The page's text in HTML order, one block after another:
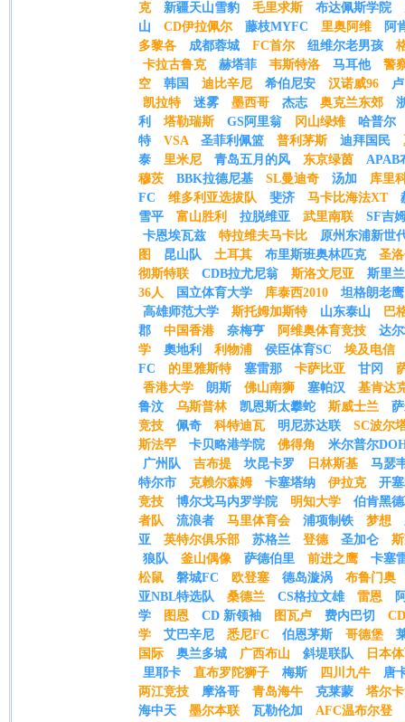
克
新疆天山雪豹 毛里求斯 布达佩斯学院
山
CD伊拉佩尔 藤枝MYFC 里奥阿维
阿
多黎各
成都蓉城 FC首尔 纽维尔老男孩
卡拉古鲁克
赫塔菲 韦斯特洛 马耳他
警
空
韩国 迪比辛尼 希伯尼安 汉诺威96
凯拉特
迷雾 墨西哥 杰志 奥克兰东郊
利
塔勒瑞斯 GS阿里翁 冈山绿雉
哈普尔
特
VSA 圣菲利佩篮 普利茅斯 迪拜国民
泰
里米尼 青岛五月的风 东京绿茵
APAB
穆茨
BBK拉德尼基 SL曼迪奇 汤加
库里
FC
维多利亚选拔队 斐济 马卡比海法XT
雪平
富山胜利 拉脱维亚 武里南联
SF吉
卡恩埃瓦兹
特拉维夫马卡比
原州东浦新世
图
昆山队 土耳其 布里斯班奥林匹克
圣
彻斯特联
CDB拉尤尼翁 斯洛文尼亚
斯里
36人
国立体育大学 库泰西2010
坦格朗老鹰
高雄师范大学
斯托姆加斯特 山东泰山
巴
郡
中国香港 奈梅亨 阿维奥体育竞技
达
学
奧地利 利物浦 侯臣体育SC
埃及电信
FC
的里雅斯特 塞雷那 卡萨比亚 甘冈
香港大学
朗斯 佛山南狮 塞帕汉
基肯达
鲁汶
乌斯普林 凯恩斯太攀蛇 斯威士兰
竞技
佩奇 科特迪瓦 明尼苏达联
SC波尔
斯法罕
卡贝略港学院 佛得角
米尔普尔
广州队
吉布提 坎昆卡罗 日林斯基
马瑟
特尔市
克赖尔森姆 卡塞塔纳 伊拉克
开
竞技
博尔戈马内罗学院 明知大学
伯肯黑
者队
流浪者 马里体育会 浦项制铁 梦想
亚
英特尔俱乐部 苏格兰 登德 圣加仑
狼队
釜山偶像 萨德伯里 前进之鹰
卡塞
松鼠
磐城FC 欧登塞 德岛漩涡
布鲁门奥
亚NBL特选队
桑德兰 CS格拉文雄 雷恩
学
图恩 CD 新领袖 图瓦卢 费内巴切
学
艾巴辛尼 悉尼FC 伯恩茅斯 哥德堡
国际
奥兰多城 广西布山 斜堤联队
日本
里耶卡
直布罗陀狮子 梅斯 四川九牛
唐
两江竞技
摩洛哥 青岛海牛 克莱蒙
塔尔
海中天
墨尔本联 瓦勒伦加
AFC温布尔登